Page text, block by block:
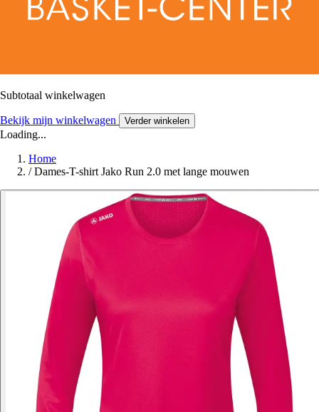
Subtotaal winkelwagen
Bekijk mijn winkelwagen Verder winkelen
Loading...
Home
/ Dames-T-shirt Jako Run 2.0 met lange mouwen